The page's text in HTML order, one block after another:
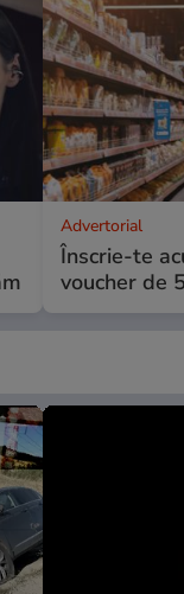
Advertorial
Înscrie-te
voucher de